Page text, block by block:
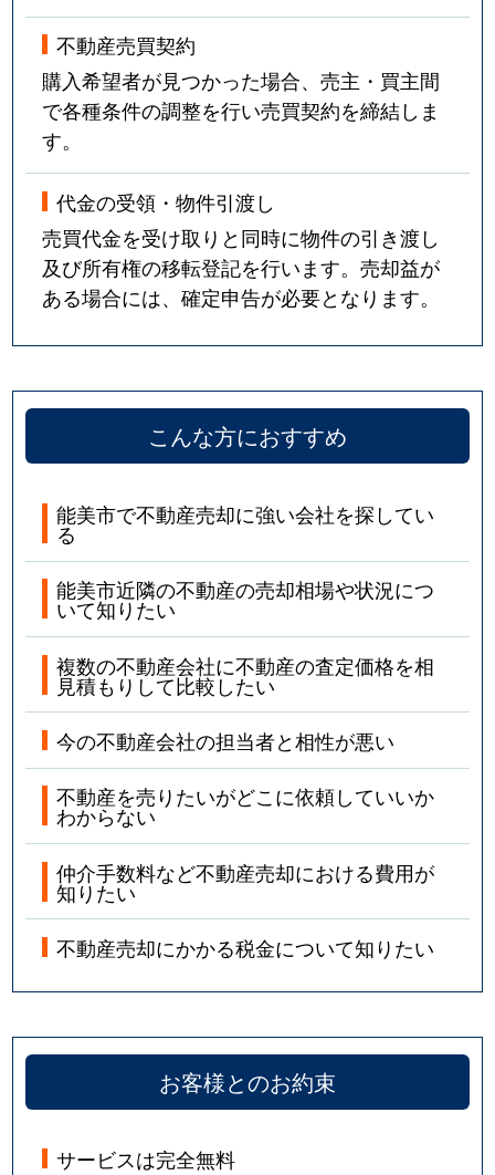
不動産売買契約
購入希望者が見つかった場合、売主・買主間
で各種条件の調整を行い売買契約を締結しま
す。
代金の受領・物件引渡し
売買代金を受け取りと同時に物件の引き渡し
及び所有権の移転登記を行います。売却益が
ある場合には、確定申告が必要となります。
こんな方におすすめ
能美市で不動産売却に強い会社を探してい
る
能美市近隣の不動産の売却相場や状況につ
いて知りたい
複数の不動産会社に不動産の査定価格を相
見積もりして比較したい
今の不動産会社の担当者と相性が悪い
不動産を売りたいがどこに依頼していいか
わからない
仲介手数料など不動産売却における費用が
知りたい
不動産売却にかかる税金について知りたい
お客様とのお約束
サービスは完全無料